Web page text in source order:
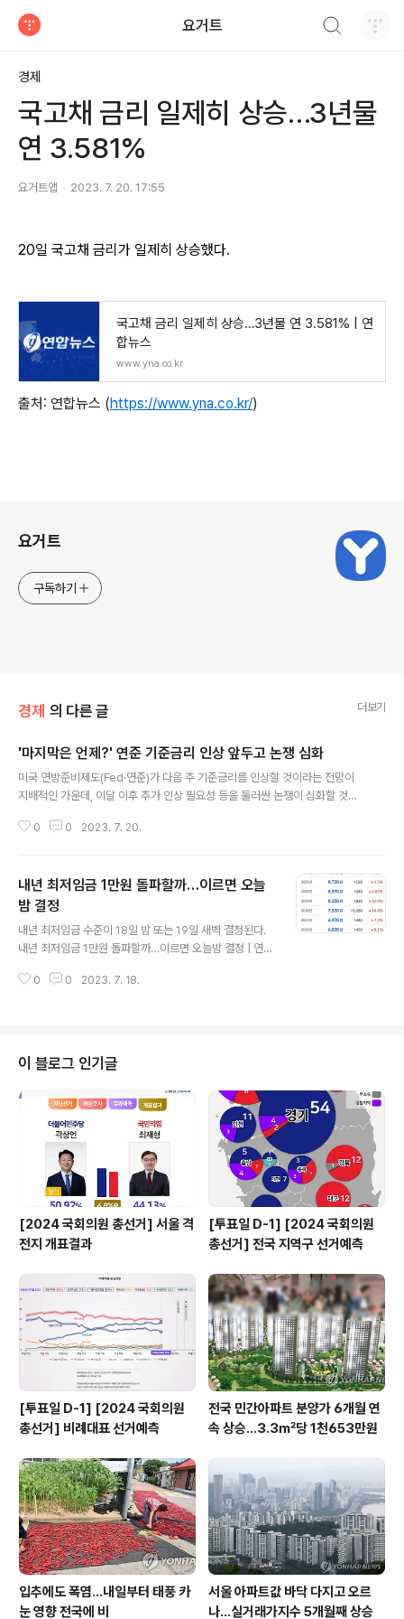
요거트
경제
국고채 금리 일제히 상승…3년물
연 3.581%
요거트앱 2023. 7. 20. 17:55
20일 국고채 금리가 일제히 상승했다.
국고채 금리 일제히 상승…3년물 연 3.581% | 연
합뉴스
www.yna.co.kr
출처: 연합뉴스 (https://www.yna.co.kr/)
요거트
구독하기
경제 의 다른 글 더보기
'마지막은 언제?' 연준 기준금리 인상 앞두고 논쟁 심화
미국 연방준비제도(Fed·연준)가 다음 주 기준금리를 인상할 것이라는 전망이
지배적인 가운데, 이달 이후 추가 인상 필요성 등을 둘러싼 논쟁이 심화할 것으
준금리 인상 앞두고 논쟁 심화 | 연합뉴스 (서울=연합뉴스) 차병섭 기자 = 미국
yna.co.kr/)
0 0 2023. 7. 20.
내년 최저임금 1만원 돌파할까…이르면 오늘
밤 결정
내년 최저임금 수준이 18일 밤 또는 19일 새벽 결정된다.
내년 최저임금 1만원 돌파할까…이르면 오늘밤 결정 | 연합
이 18일 밤 또는 19일 새벽 결정된다. www.yna.co.kr 출
om
0 0 2023. 7. 18.
이 블로그 인기글
[2024 국회의원 총선거] 서울 격
전지 개표결과
[투표일 D-1] [2024 국회의원
총선거] 전국 지역구 선거예측
[투표일 D-1] [2024 국회의원
총선거] 비례대표 선거예측
전국 민간아파트 분양가 6개월 연
속 상승…3.3㎡당 1천653만원
입추에도 폭염…내일부터 태풍 카
눈 영향 전국에 비
서울 아파트값 바닥 다지고 오르
나…실거래가지수 5개월째 상승